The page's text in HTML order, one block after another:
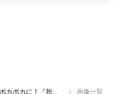
冷える足先・ふくらはぎをポカポカに！『折りたたみパネルウォーマー』が“使える”ポイント 画像一覧